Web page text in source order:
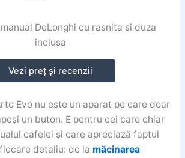
Vezi preț și recenzii
Evo nu este un aparat pe care doar
un buton. E pentru cei care chiar
cafelei și care apreciază faptul
detaliu: de la măcinarea